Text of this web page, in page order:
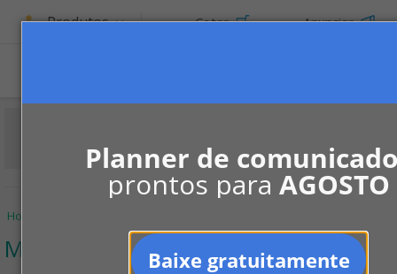
Planner de
prontos para AGOSTO
Baixe gratuitamente
Produtos Cotar Anunciar
Home
Meio Ambiente